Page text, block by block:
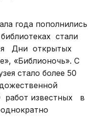
года пополнились
стали
Дни открытых
«Библионочь». С
стало более 50
работ известных
в